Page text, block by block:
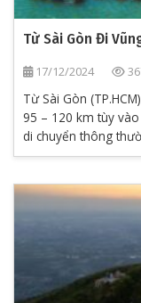
Từ Sài Gòn Đi
17/12/2024
Từ Sài Gòn
95 – 120 km tùy
di chuyển thông